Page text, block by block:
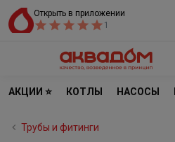
Открыть в приложении
1
АКЦИИ ⭐ КОТЛЫ НАСОСЫ
Трубы и фитинги